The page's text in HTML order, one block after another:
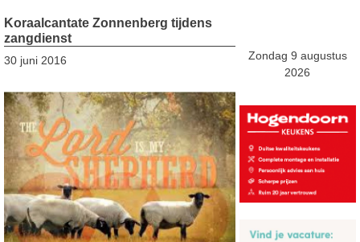
Koraalcantate Zonnenberg tijdens
zangdienst
30 juni 2016
Zondag 9 augustus
2026